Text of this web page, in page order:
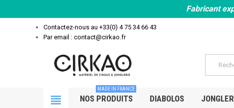
Fabricant
Contactez-nous au +33(0) 4 75 34 66 43
Par email : contact@cirkao.fr
view_headline NOS PRODUITS
MADE IN FRANCE
DIABOLOS